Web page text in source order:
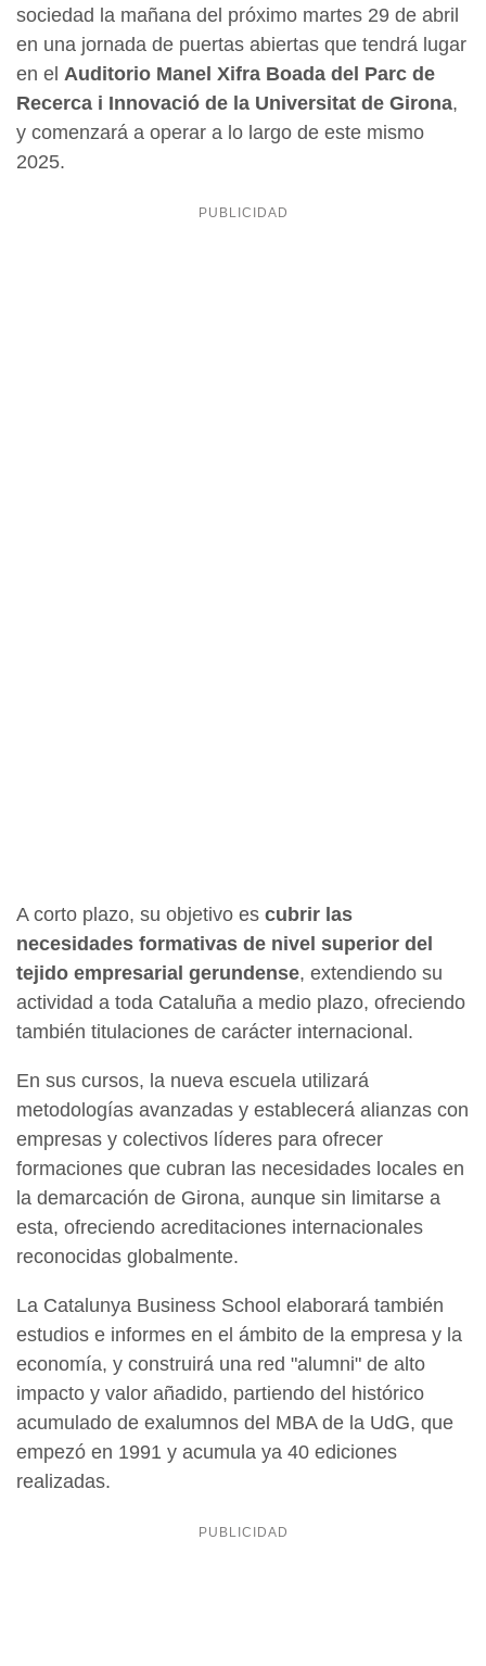
sociedad la mañana del próximo martes 29 de abril
en una jornada de puertas abiertas que tendrá lugar
en el Auditorio Manel Xifra Boada del Parc de
Recerca i Innovació de la Universitat de Girona,
y comenzará a operar a lo largo de este mismo
2025.
A corto plazo, su objetivo es cubrir las
necesidades formativas de nivel superior del
tejido empresarial gerundense, extendiendo su
actividad a toda Cataluña a medio plazo, ofreciendo
también titulaciones de carácter internacional.
En sus cursos, la nueva escuela utilizará
metodologías avanzadas y establecerá alianzas con
empresas y colectivos líderes para ofrecer
formaciones que cubran las necesidades locales en
la demarcación de Girona, aunque sin limitarse a
esta, ofreciendo acreditaciones internacionales
reconocidas globalmente.
La Catalunya Business School elaborará también
estudios e informes en el ámbito de la empresa y la
economía, y construirá una red "alumni" de alto
impacto y valor añadido, partiendo del histórico
acumulado de exalumnos del MBA de la UdG, que
empezó en 1991 y acumula ya 40 ediciones
realizadas.